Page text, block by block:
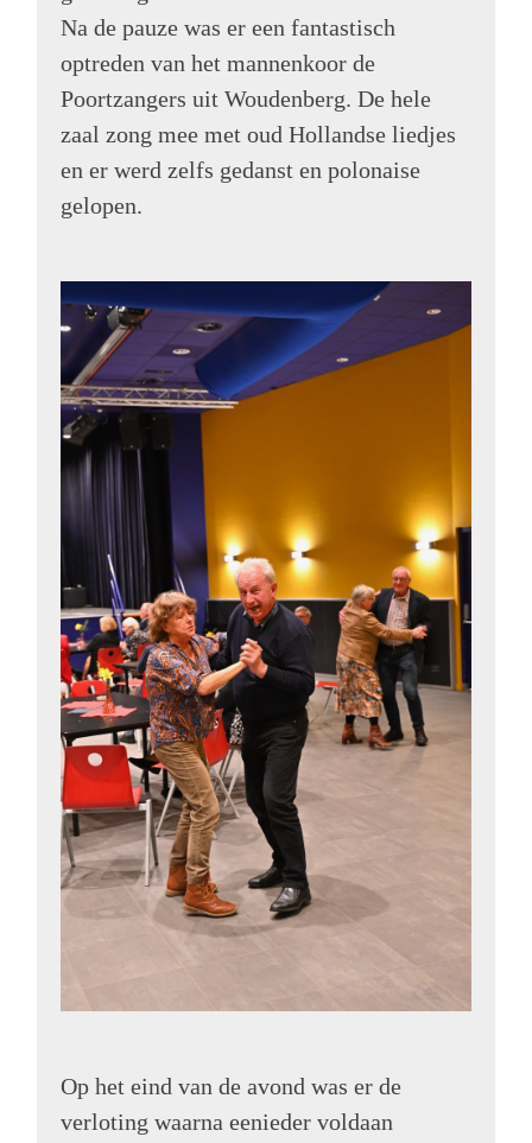
Na de pauze was er een fantastisch
optreden van het mannenkoor de
Poortzangers uit Woudenberg. De hele
zaal zong mee met oud Hollandse liedjes
en er werd zelfs gedanst en polonaise
gelopen.
Op het eind van de avond was er de
verloting waarna eenieder voldaan